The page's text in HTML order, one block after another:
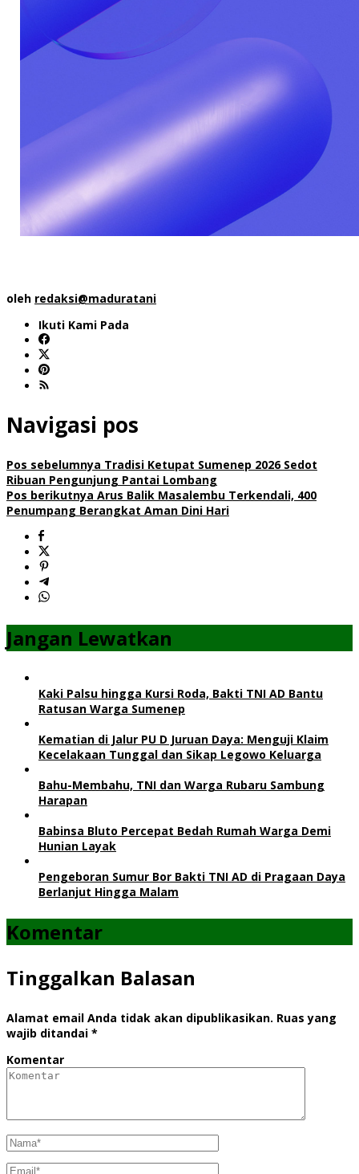
oleh redaksi@maduratani
Ikuti Kami Pada
Navigasi pos
Pos sebelumnya Tradisi Ketupat Sumenep 2026 Sedot
Ribuan Pengunjung Pantai Lombang
Pos berikutnya Arus Balik Masalembu Terkendali, 400
Penumpang Berangkat Aman Dini Hari
Jangan Lewatkan
Kaki Palsu hingga Kursi Roda, Bakti TNI AD Bantu
Ratusan Warga Sumenep
Kematian di Jalur PU D Juruan Daya: Menguji Klaim
Kecelakaan Tunggal dan Sikap Legowo Keluarga
Bahu-Membahu, TNI dan Warga Rubaru Sambung
Harapan
Babinsa Bluto Percepat Bedah Rumah Warga Demi
Hunian Layak
Pengeboran Sumur Bor Bakti TNI AD di Pragaan Daya
Berlanjut Hingga Malam
Komentar
Tinggalkan Balasan
Alamat email Anda tidak akan dipublikasikan. Ruas yang
wajib ditandai *
Komentar